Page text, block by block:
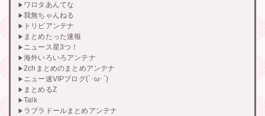
ワロタあんてな
我無ちゃんねる
トリビアンテナ
まとめたった速報
ニュース星3つ！
海外いろいろアンテナ
2chまとめのまとめアンテナ
ニュー速VIPブログ(`･ω･´)
まとめるZ
Talk
ラブラドールまとめアンテナ